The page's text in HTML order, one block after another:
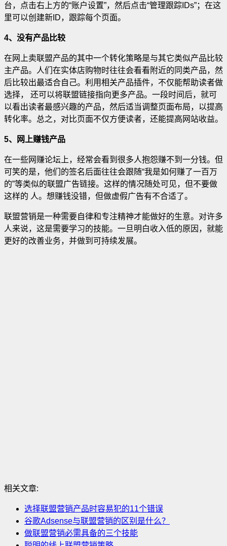
台，点击右上方的“账户设置”，然后点击“管理跟踪IDs”；在这
里可以创建新ID，跟踪每个页面。
4、没有产品比较
在网上卖联盟产品的其中一个转化策略是与其它类似产品比较
主产品。人们在实体店购物时往往会看看附近的同类产品，然
后比较出最适合自己。利用相关产品插件，不仅能帮助读者做
选择， 还可以将联盟链接指向更多产品。一段时间后，就可
以看出读者最感兴趣的产品，然后适当调整页面布局，以提高
转化率。总之，对比页面不仅方便读者，还能提高网站收益。
5、网上赚钱产品
在一些网赚论坛上，经常会看到很多人抱怨赚不到一分钱。但
可笑的是，他们的签名后面往往会跟随“我是如何赚了一百万
的”等类似的联盟广告链接。这样的情况随处可见，但不要做
这样的 人。想赚钱没错，但做虚假广告有不合适了。
联盟营销是一种需要自律和专注精神才能做好的生意。对许多
人来说，这是需要学习的技能。一旦明白收入低的原因，就能
更好的改善业务，并做到可持续发展。
相关文章:
选择联盟营销产品时容易犯的11个错误
谷歌Adsense与联盟营销的区别是什么？
做联盟营销必需具备的三个技能